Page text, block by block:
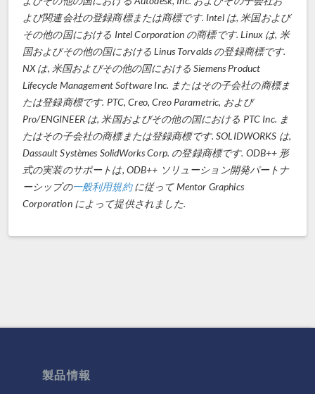
よび関連会社の登録商標または商標です. Intel は, 米国および
その他の国における Intel Corporation の商標です. Linux は, 米
国およびその他の国における Linus Torvalds の登録商標です.
NX は, 米国およびその他の国における Siemens Product
Lifecycle Management Software Inc. またはその子会社の商標ま
たは登録商標です. PTC, Creo, Creo Parametric, および
Pro/ENGINEER は, 米国およびその他の国における PTC Inc. ま
たはその子会社の商標または登録商標です. SOLIDWORKS は,
Dassault Systèmes SolidWorks Corp. の登録商標です. ODB++ 形
式の実装のサポートは, ODB++ ソリューション開発パートナ
ーシップの一般利用規約に従って Mentor Graphics
Corporation によって提供されました.
製品情報